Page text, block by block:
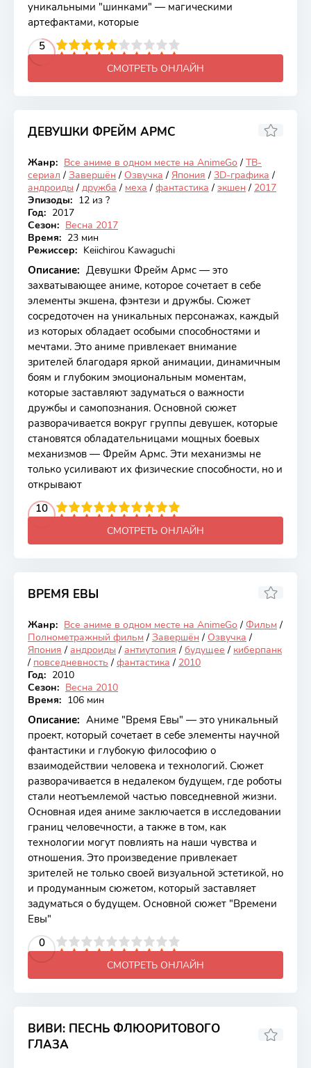
уникальными "шинками" — магическими
артефактами, которые
5
4 5 6 7 8 9 10
СМОТРЕТЬ ОНЛАЙН
ДЕВУШКИ ФРЕЙМ АРМС
Закончен
6.36
Жанр: Все аниме в одном месте на AnimeGo / ТВ-
сериал / Завершён / Озвучка / Япония / 3D-графика /
андроиды / дружба / меха / фантастика / экшен / 2017
Эпизоды: 12 из ?
Год: 2017
Сезон: Весна 2017
Время: 23 мин
Режиссер: Keiichirou Kawaguchi
Описание: Девушки Фрейм Армс — это
захватывающее аниме, которое сочетает в себе
элементы экшена, фэнтези и дружбы. Сюжет
сосредоточен на уникальных персонажах, каждый
из которых обладает особыми способностями и
мечтами. Это аниме привлекает внимание
зрителей благодаря яркой анимации, динамичным
боям и глубоким эмоциональным моментам,
которые заставляют задуматься о важности
дружбы и самопознания. Основной сюжет
разворачивается вокруг группы девушек, которые
становятся обладательницами мощных боевых
механизмов — Фрейм Армс. Эти механизмы не
только усиливают их физические способности, но и
открывают
10
4 5 6 7 8 9 10
СМОТРЕТЬ ОНЛАЙН
ВРЕМЯ ЕВЫ
Закончен
Жанр: Все аниме в одном месте на AnimeGo / Фильм /
Полнометражный фильм / Завершён / Озвучка /
Япония / андроиды / антиутопия / будущее / киберпанк
/ повседневность / фантастика / 2010
Год: 2010
Сезон: Весна 2010
Время: 106 мин
Описание: Аниме "Время Евы" — это уникальный
проект, который сочетает в себе элементы научной
фантастики и глубокую философию о
взаимодействии человека и технологий. Сюжет
разворачивается в недалеком будущем, где роботы
стали неотъемлемой частью повседневной жизни.
Основная идея аниме заключается в исследовании
границ человечности, а также в том, как
технологии могут повлиять на наши чувства и
отношения. Это произведение привлекает
зрителей не только своей визуальной эстетикой, но
и продуманным сюжетом, который заставляет
задуматься о будущем. Основной сюжет "Времени
Евы"
0
4 5 6 7 8 9 10
СМОТРЕТЬ ОНЛАЙН
ВИВИ: ПЕСНЬ ФЛЮОРИТОВОГО
ГЛАЗА